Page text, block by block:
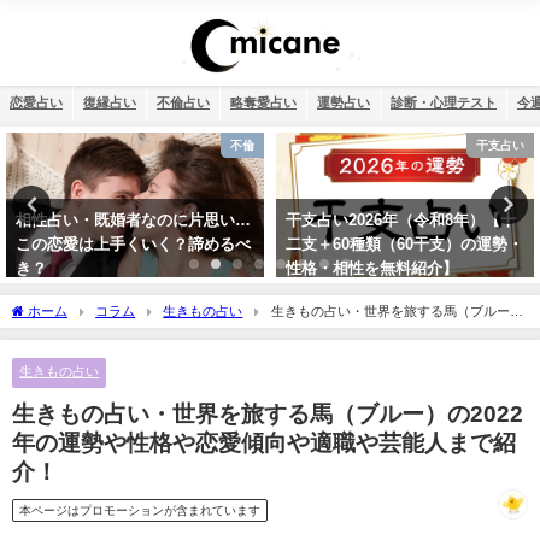
恋愛占い 復縁占い 不倫占い 略奪愛占い 運勢占い 診断・心理テスト 今
干支占い
干支占い2026年（令和8年）【十
二支＋60種類（60干支）の運勢・
性格・相性を無料紹介】
恋愛
誕生日占い・運命の人を顔画像付
きで完全無料で鑑定します！
ホーム コラム 生きもの占い
生きもの占い・世界を旅する馬（ブルー）
の2022年の運勢や性格や恋愛傾向や適職や芸能人まで紹介！
生きもの占い
生きもの占い・世界を旅する馬（ブルー）の2022
年の運勢や性格や恋愛傾向や適職や芸能人まで紹
介！
本ページはプロモーションが含まれています